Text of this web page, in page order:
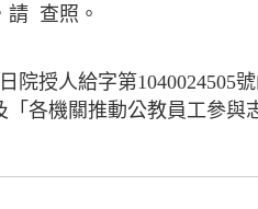
請 查照。
院授人給字第1040024505號
各機關推動公教員工參與